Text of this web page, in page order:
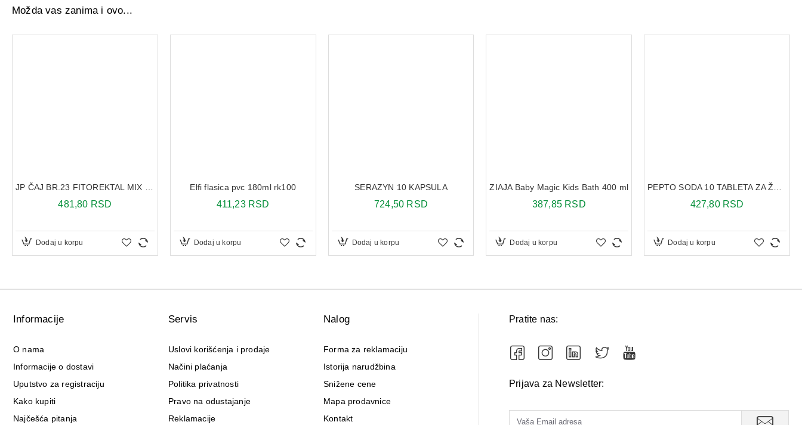
Možda vas zanima i ovo...
481,80 RSD
Dodaj u korpu
Elfi flasica pvc 180ml rk100
411,23 RSD
Dodaj u korpu
SERAZYN 10 KAPSULA
724,50 RSD
Dodaj u korpu
ZIAJA Baby Magic Kids Bath 400 ml
387,85 RSD
Dodaj u korpu
427,80 RSD
Dodaj u korpu
Informacije
O nama
Informacije o dostavi
Uputstvo za registraciju
Kako kupiti
Najčešća pitanja
Servis
Uslovi korišćenja i prodaje
Načini plaćanja
Politika privatnosti
Pravo na odustajanje
Reklamacije
Nalog
Forma za reklamaciju
Istorija narudžbina
Snižene cene
Mapa prodavnice
Kontakt
Pratite nas:
Prijava za Newsletter: